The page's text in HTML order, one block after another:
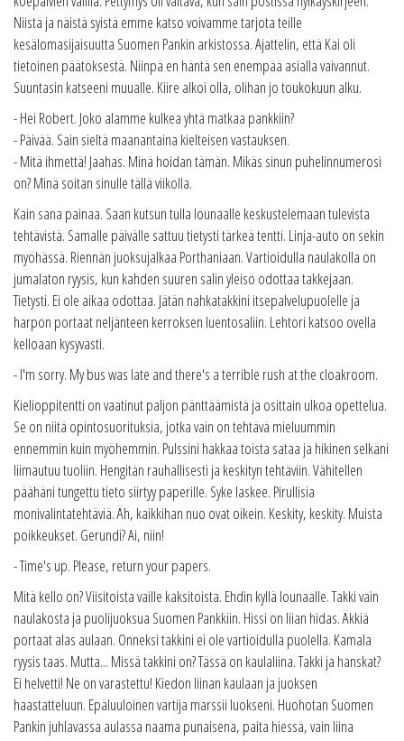
Niistä ja näistä syistä emme katso voivamme tarjota teille
kesälomasijaisuutta Suomen Pankin arkistossa. Ajattelin, että Kai oli
tietoinen päätöksestä. Niinpä en häntä sen enempää asialla vaivannut.
Suuntasin katseeni muualle. Kiire alkoi olla, olihan jo toukokuun alku.
- Hei Robert. Joko alamme kulkea yhtä matkaa pankkiin?
- Päivää. Sain sieltä maanantaina kielteisen vastauksen.
- Mitä ihmettä! Jaahas. Minä hoidan tämän. Mikäs sinun puhelinnumerosi
on? Minä soitan sinulle tällä viikolla.
Kain sana painaa. Saan kutsun tulla lounaalle keskustelemaan tulevista
tehtävistä. Samalle päivälle sattuu tietysti tärkeä tentti. Linja-auto on sekin
myöhässä. Riennän juoksujalkaa Porthaniaan. Vartioidulla naulakolla on
jumalaton ryysis, kun kahden suuren salin yleisö odottaa takkejaan.
Tietysti. Ei ole aikaa odottaa. Jätän nahkatakkini itsepalvelupuolelle ja
harpon portaat neljänteen kerroksen luentosaliin. Lehtori katsoo ovella
kelloaan kysyvästi.
- I'm sorry. My bus was late and there's a terrible rush at the cloakroom.
Kielioppitentti on vaatinut paljon pänttäämistä ja osittain ulkoa opettelua.
Se on niitä opintosuorituksia, jotka vain on tehtävä mieluummin
ennemmin kuin myöhemmin. Pulssini hakkaa toista sataa ja hikinen selkäni
liimautuu tuoliin. Hengitän rauhallisesti ja keskityn tehtäviin. Vähitellen
päähäni tungettu tieto siirtyy paperille. Syke laskee. Pirullisia
monivalintatehtäviä. Äh, kaikkihan nuo ovat oikein. Keskity, keskity. Muista
poikkeukset. Gerundi? Ai, niin!
- Time's up. Please, return your papers.
Mitä kello on? Viisitoista vaille kaksitoista. Ehdin kyllä lounaalle. Takki vain
naulakosta ja puolijuoksua Suomen Pankkiin. Hissi on liian hidas. Äkkiä
portaat alas aulaan. Onneksi takkini ei ole vartioidulla puolella. Kamala
ryysis taas. Mutta... Missä takkini on? Tässä on kaulaliina. Takki ja hanskat?
Ei helvetti! Ne on varastettu! Kiedon liinan kaulaan ja juoksen
haastatteluun. Epäluuloinen vartija marssii luokseni. Huohotan Suomen
Pankin juhlavassa aulassa naama punaisena, paita hiessä, vain liina